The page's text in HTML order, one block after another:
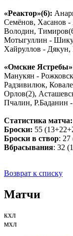
«Реактор»(6):
Семёнов, Хасанов -
Володин,
Мотыгуллин -
Хайруллов -
«Омские
Манукян -
Радзивилюк,
Орлов(2),
Пчалин, Р.Баданин
Статистика матча:
Броски: 55
Броски в створ: 27
Вбрасывания: 32
Возврат к списку
Матчи
кхл
мхл